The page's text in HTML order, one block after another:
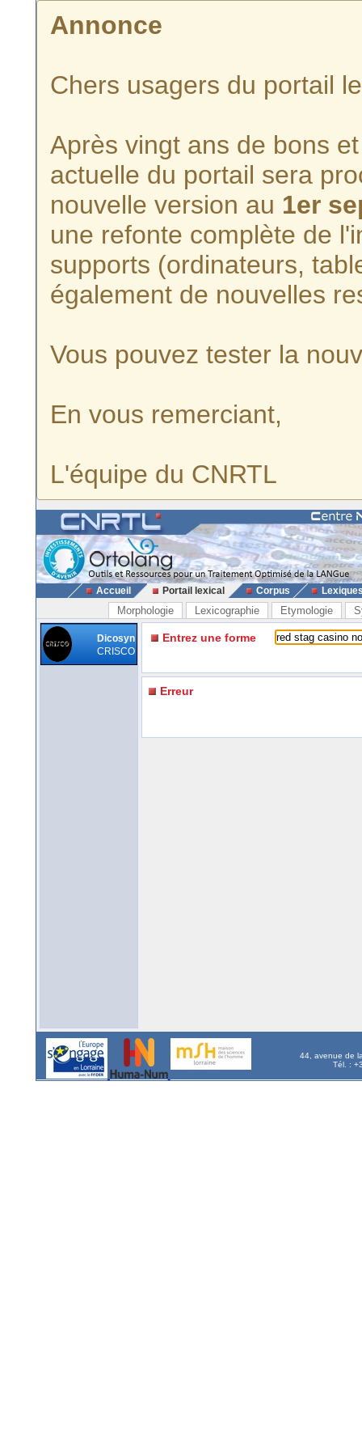
Annonce
Chers usagers du portail
Après vingt ans de bons
actuelle du portail sera
nouvelle version au 1er
une refonte complète de
supports (ordinateurs,
également de nouvelles
Vous pouvez tester la
En vous remerciant,
L'équipe du CNRTL
Accueil Portail lexical Corpus
Morphologie Lexicographie Etymologie
Dicosyn
CRISCO
Entrez une forme
Erreur
44, avenue de
Tél. :